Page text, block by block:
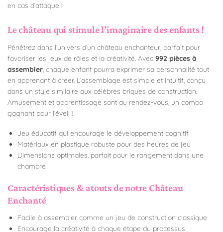
en cas d’attaque !
Le château qui stimule l’imaginaire des enfants !
Pénétrez dans l’univers d’un château enchanteur, parfait pour
favoriser les jeux de rôles et la créativité. Avec 992 pièces à
assembler , chaque enfant pourra exprimer sa personnalité tout
en apprenant à créer. L’assemblage est simple et intuitif, conçu
dans un style similaire aux célèbres briques de construction.
Amusement et apprentissage sont au rendez-vous, un combo
gagnant pour l’éveil !
Jeu éducatif qui encourage le développement cognitif
Matériaux en plastique robuste pour des heures de jeu
Dimensions optimales, parfait pour le rangement dans une
chambre
Caractéristiques & atouts de notre Château
Enchanté
Facile à assembler comme un jeu de construction classique
Encourage la créativité à chaque étape du processus